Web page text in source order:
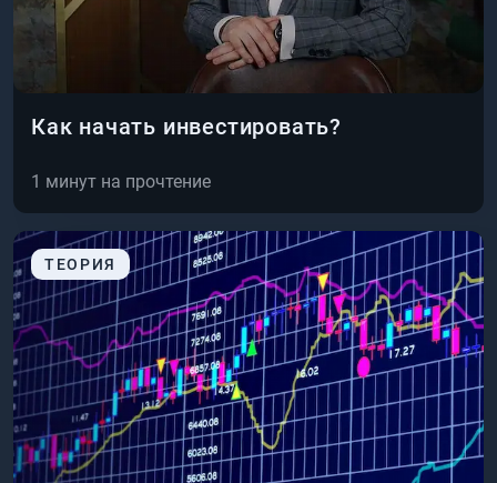
Как начать инвестировать?
1 минут на прочтение
ТЕОРИЯ